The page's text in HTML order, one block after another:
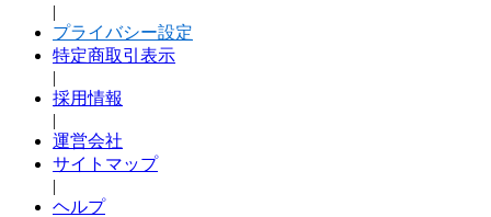
|
プライバシー設定
特定商取引表示
|
採用情報
|
運営会社
サイトマップ
|
ヘルプ